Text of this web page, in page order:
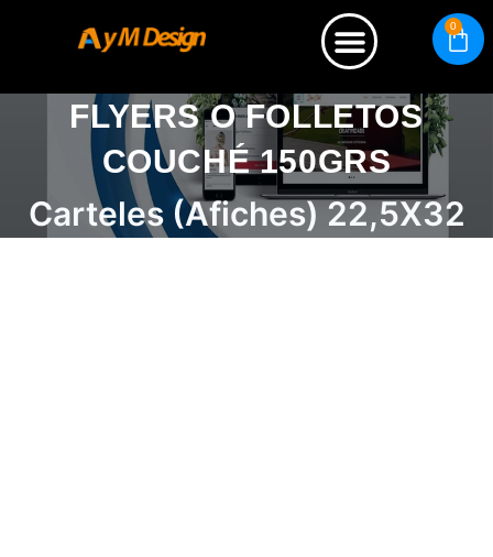
0
FLYERS O FOLLETOS
COUCHÉ 150GRS
Carteles (Afiches) 22,5X32